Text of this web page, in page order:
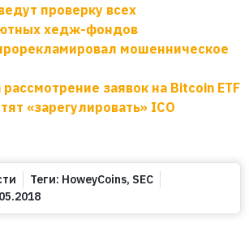
проверку всех
хедж-фондов
мошенническое
рассмотрение заявок на Bitcoin ETF
«зарегулировать» ICO
Теги: HoweyCoins, SEC